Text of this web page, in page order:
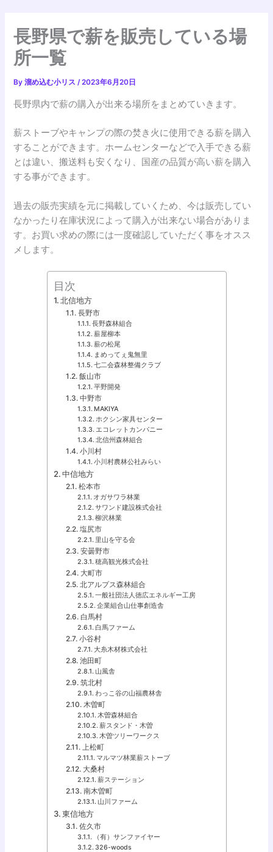
長野県で薪を販売している場
所一覧
By溜め込む小リス/2023年6月20日
長野県内で薪の購入が出来る場所をまとめていきます。
薪ストーブやキャンプの際の焚き火に使用できる薪を購入
することができます。ホームセンターなどで入手できる薪
とは違い、搬送料も安くなり、国産の品質が高い薪を購入
する事ができます。
過去の販売実績を元に掲載していくため、今は販売してい
なかったり在庫状況によって購入が出来ない場合がありま
す。お買い求めの際には一度確認していただく事をオスス
メします。
目次
北信地方
長野市
長野森林組合
薪屋柳本
薪の松尾
まめってぇ鬼無里
七二会森林整備クラブ
飯山市
平野開発
中野市
MAKIYA
ホクシン家具センター
エコレットカンパニー
北信州森林組合
小川村
小川村農林公社みらい
中信地方
松本市
オガサワラ林業
サワンド建設株式会社
柳沢林業
塩尻市
里山を守る会
安曇野市
穂高観光株式会社
大町市
北アルプス森林組合
一般社団法人徳広エネルギー工房
企業組合山仕事創造舎
白馬村
白馬ファーム
小谷村
大糸木材株式会社
池田町
山風舎
筑北村
わっこ谷の山福農林舎
木曽町
木曽森林組合
薪スタンド・木曽
木曽ツリーワークス
上松町
マルマツ林業薪ストーブ
大桑村
薪ステーション
南木曽町
山川ファーム
東信地方
佐久市
（有）サンファイヤー
326-woods